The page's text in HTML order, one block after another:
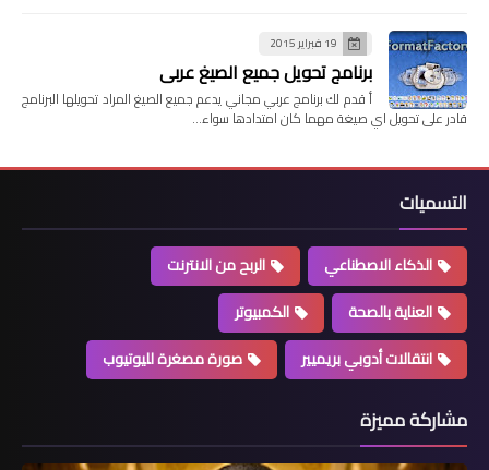
19 فبراير 2015
برنامج تحويل جميع الصيغ عربي
أ قدم لك برنامج عربي مجاني يدعم جميع الصيغ المراد تحويلها البرنامج
قادر على تحويل اي صيغة مهما كان امتدادها سواء…
التسميات
الذكاء الاصطناعي
الربح من الانترنت
العناية بالصحة
الكمبيوتر
انتقالات أدوبي بريميير
صورة مصغرة لليوتيوب
مشاركة مميزة